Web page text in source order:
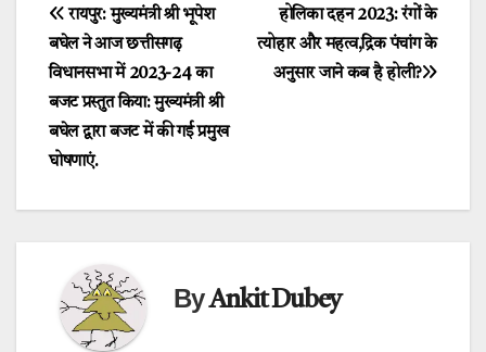
Post
navigation
होलिका दहन 2023: रंगों के
त्योहार और महत्व,द्रिक पंचांग के
अनुसार जाने कब है होली?
रायपुर: मुख्यमंत्री श्री भूपेश
बघेल ने आज छत्तीसगढ़
विधानसभा में 2023-24 का
बजट प्रस्तुत किया: मुख्यमंत्री श्री
बघेल द्वारा बजट में की गई प्रमुख
घोषणाएं.
ByAnkit Dubey